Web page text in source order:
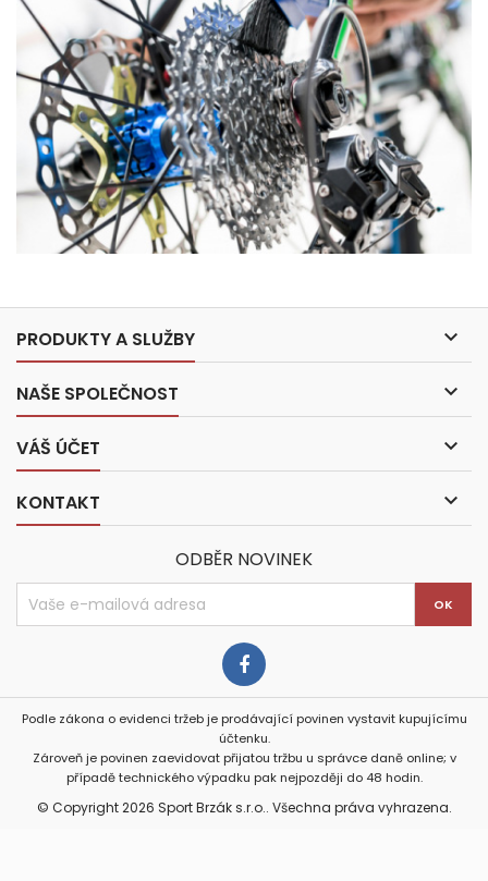
PRODUKTY A SLUŽBY 
NAŠE SPOLEČNOST 
VÁŠ ÚČET 
KONTAKT 
ODBĚR NOVINEK
Podle zákona o evidenci tržeb je prodávající povinen vystavit kupujícímu
účtenku.
Zároveň je povinen zaevidovat přijatou tržbu u správce daně online; v
případě technického výpadku pak nejpozději do 48 hodin.
© Copyright 2026 Sport Brzák s.r.o.. Všechna práva vyhrazena.